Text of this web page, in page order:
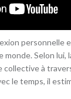
personnelle
monde. Selon lui,
collective à
le temps, il